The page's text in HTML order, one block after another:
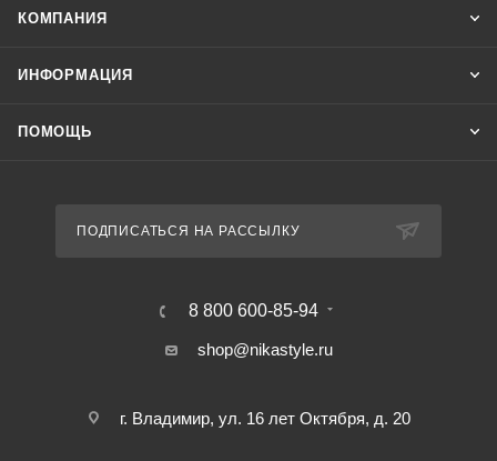
КОМПАНИЯ
ИНФОРМАЦИЯ
ПОМОЩЬ
ПОДПИСАТЬСЯ НА РАССЫЛКУ
8 800 600-85-94
shop@nikastyle.ru
г. Владимир, ул. 16 лет Октября, д. 20